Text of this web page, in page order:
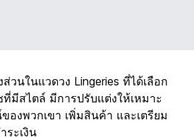
วนในแวดวง Lingeries ที่ได้เลือก
มีสไตล์ มีการปรับแต่งให้เหมาะ
งพวกเขา เพิ่มสินค้า และเตรียม
ระเงิน